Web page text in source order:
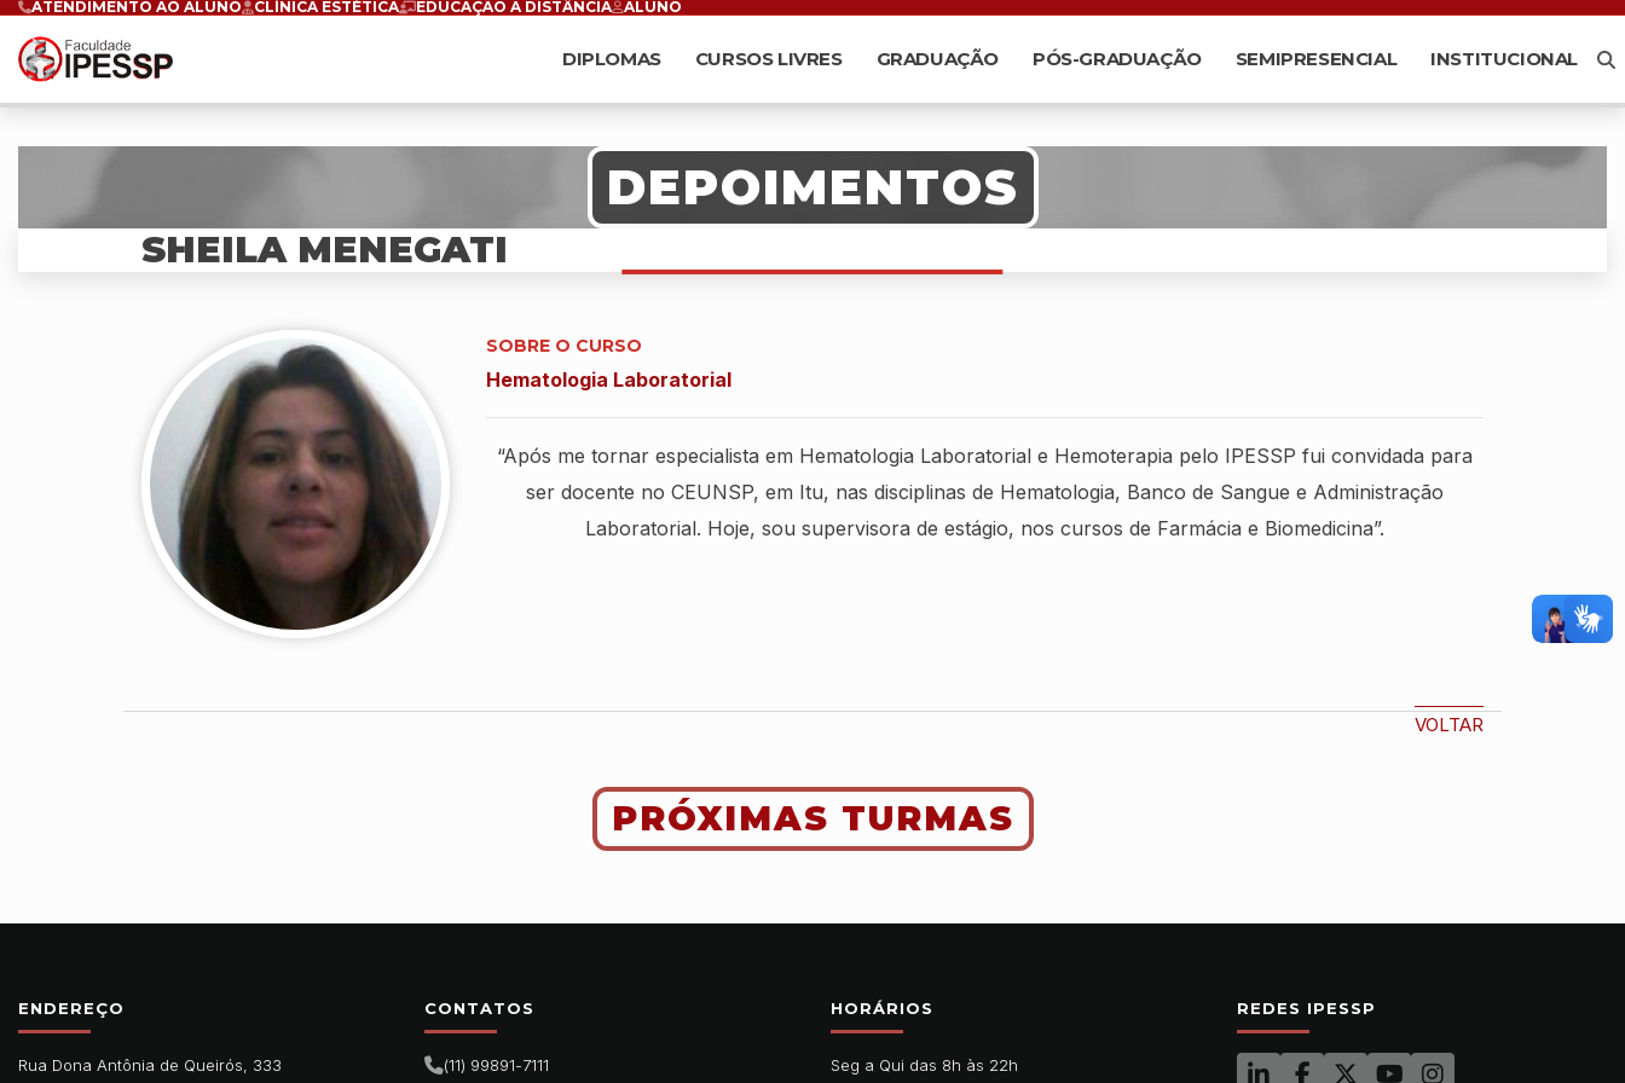
ATENDIMENTO AO ALUNO CLÍNICA ESTÉTICA EDUCAÇÃO A DISTÂNCIA ALUNO
DIPLOMAS CURSOS LIVRES GRADUAÇÃO PÓS-GRADUAÇÃO SEMIPRESENCIAL INSTITUCIONAL
DEPOIMENTOS
SHEILA MENEGATI
SOBRE O CURSO
Hematologia Laboratorial
“Após me tornar especialista em Hematologia Laboratorial e Hemoterapia pelo IPESSP fui convidada para
ser docente no CEUNSP, em Itu, nas disciplinas de Hematologia, Banco de Sangue e Administração
Laboratorial. Hoje, sou supervisora de estágio, nos cursos de Farmácia e Biomedicina”.
VOLTAR
PRÓXIMAS TURMAS
ENDEREÇO
Rua Dona Antônia de Queirós, 333
CONTATOS
(11) 99891-7111
HORÁRIOS
Seg a Qui das 8h às 22h
REDES IPESSP